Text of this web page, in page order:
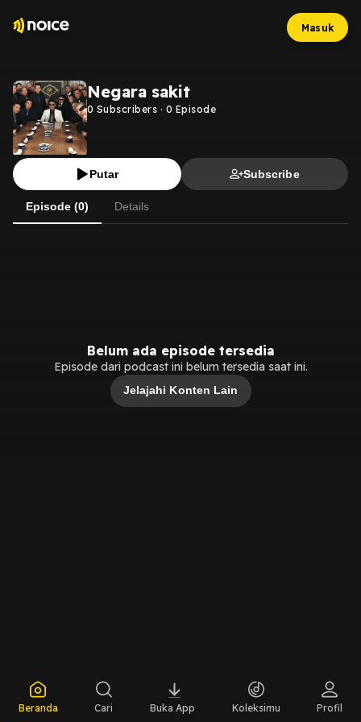
Masuk
Negara sakit
0 Subscribers · 0 Episode
Putar Subscribe
Episode (0) Details
Belum ada episode tersedia
Episode dari podcast ini belum tersedia saat ini.
Jelajahi Konten Lain
Beranda Cari Buka App Koleksimu Profil